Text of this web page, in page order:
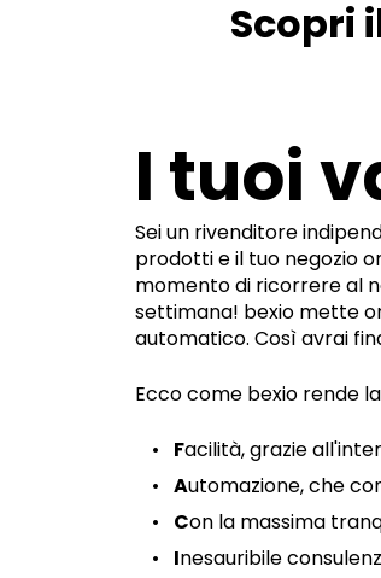
Scopri
I tuoi
Sei un rivenditore
prodotti e il tuo negozio
momento di ricorrere al
settimana! bexio mette
automatico. Così avrai
Ecco come bexio rende
Facilità, grazie
Automazione, che
Con la massima
Inesauribile